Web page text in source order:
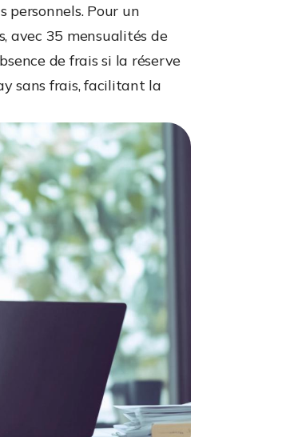
Pour un
avec 35 mensualités de
de frais si la réserve
sans frais, facilitant la